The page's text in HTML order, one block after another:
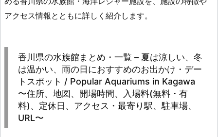
アクセス情報とともに詳しく紹介します。
香川県の水族館まとめ・一覧 – 夏は涼しい、冬
は温かい、雨の日におすすめのお出かけ・デー
トスポット / Popular Aquariums in Kagawa
〜住所、地図、開場時間、入場料(無料・有
料)、定休日、アクセス・最寄り駅、駐車場、
URL〜